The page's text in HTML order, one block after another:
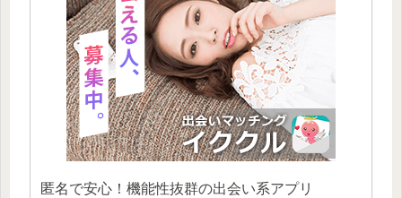
匿名で安心！機能性抜群の出会い系アプリ